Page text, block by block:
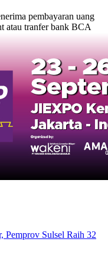
pembayaran uang
atau tranfer bank BCA